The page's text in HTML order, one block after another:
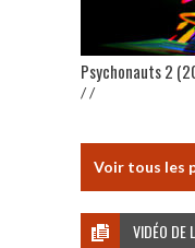
Psychonauts 2
/ /
Voir tous les
VIDÉO DE